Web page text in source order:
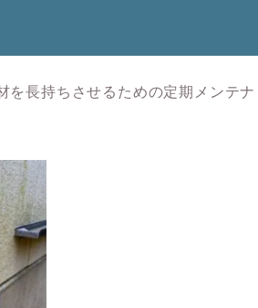
を長持ちさせるための定期メンテナ